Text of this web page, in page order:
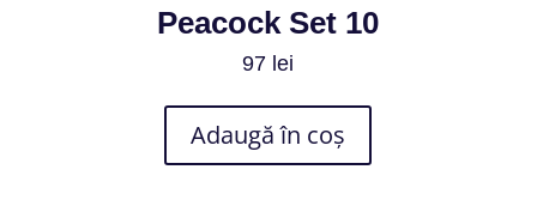
Peacock Set 10
97 lei
Adaugă în coș